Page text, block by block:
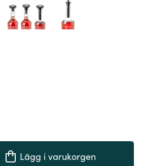
Lägg i varukorgen